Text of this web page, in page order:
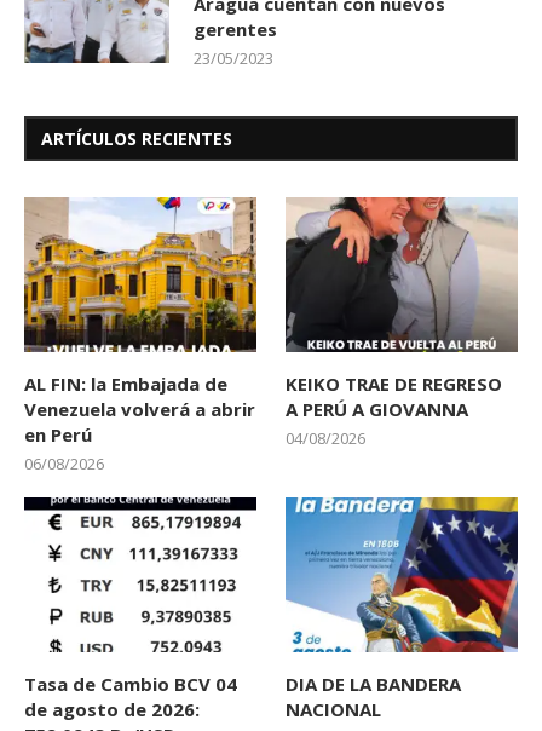
gerentes
23/05/2023
ARTÍCULOS RECIENTES
AL FIN: la Embajada de
Venezuela volverá a abrir
en Perú
06/08/2026
KEIKO TRAE DE REGRESO
A PERÚ A GIOVANNA
04/08/2026
Tasa de Cambio BCV 04
de agosto de 2026:
DIA DE LA BANDERA
NACIONAL